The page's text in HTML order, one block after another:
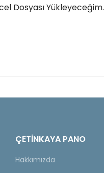
Dosyası Yükleyeceğim.
ÇETINKAYA PANO
Hakkımızda